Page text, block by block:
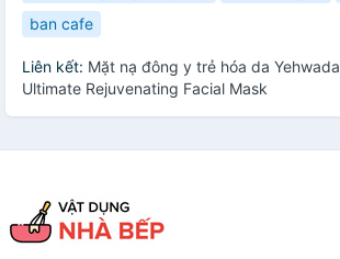
ban cafe
Liên kết: Mặt nạ đông y trẻ hóa da
Ultimate Rejuvenating Facial Mask